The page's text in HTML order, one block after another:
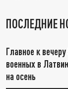
ПОСЛЕДНИЕ
Главное к
военных в
на осень